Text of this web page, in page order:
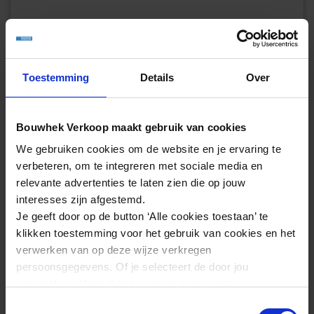
Toestemming Details Over
Bouwhek Verkoop maakt gebruik van cookies
We gebruiken cookies om de website en je ervaring te
verbeteren, om te integreren met sociale media en
relevante advertenties te laten zien die op jouw
interesses zijn afgestemd.
Je geeft door op de button ‘Alle cookies toestaan’ te
klikken toestemming voor het gebruik van cookies en het
verwerken van op deze wijze verkregen
persoonsgegevens. Of je selecteert de door jou
Specificaties Paaldop Ø 60 mm zwart
Artikel Paaldop Ø 60 mm zwart
Artikelnummer 1813044
Merk BHNL
Eigenschappen Paaldop Ø 60 mm zwart
Type
Bekijk alle specificaties